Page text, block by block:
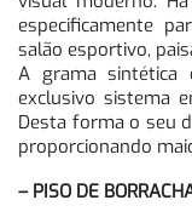
especificamente
salão esportivo,
A grama sintética
exclusivo sistema
Desta forma o seu
proporcionando
– PISO DE